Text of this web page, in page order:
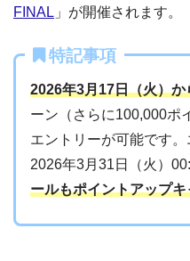
FINAL 」が開催されます。
特記事項
2026年3月17日（火）か
ーン（さらに100,000ポ
エントリーが可能です
2026年3月31日（火）
ールもポイントアップ